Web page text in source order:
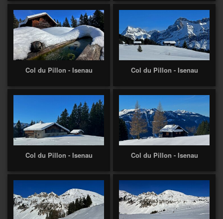
Col du Pillon - Isenau Col du Pillon - Isenau
Col du Pillon - Isenau Col du Pillon - Isenau